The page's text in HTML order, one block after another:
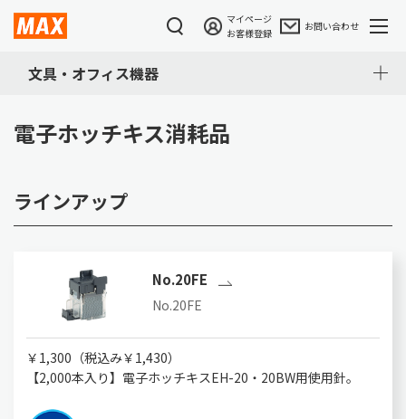
マイページ
お客様登録
お問い合わせ
文具・オフィス機器
電子ホッチキス消耗品
ラインアップ
No.20FE
No.20FE
￥1,300（税込み￥1,430）
【2,000本入り】電子ホッチキスEH-20・20BW用使用針。